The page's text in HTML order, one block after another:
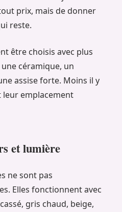
prix, mais de donner
reste.
être choisis avec plus
céramique, un
assise forte. Moins il y
leur emplacement
et lumière
ne sont pas
Elles fonctionnent avec
gris chaud, beige,